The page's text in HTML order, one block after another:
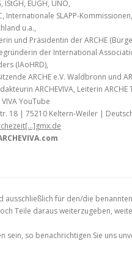
IStGH, EUGH, UNO,
Internationale SLAPP-
u.a.,
und Präsidentin der ARCHE
der International
(IAoHRD),
ARCHE e.V. Waldbronn und
ARCHEVIVA, Leiterin
VIVA YouTube
18 | 75210 Keltern-Weiler |
ausschließlich für den/die
Teile daraus weiterzugeben,
sein, so benachrichtigen Sie uns